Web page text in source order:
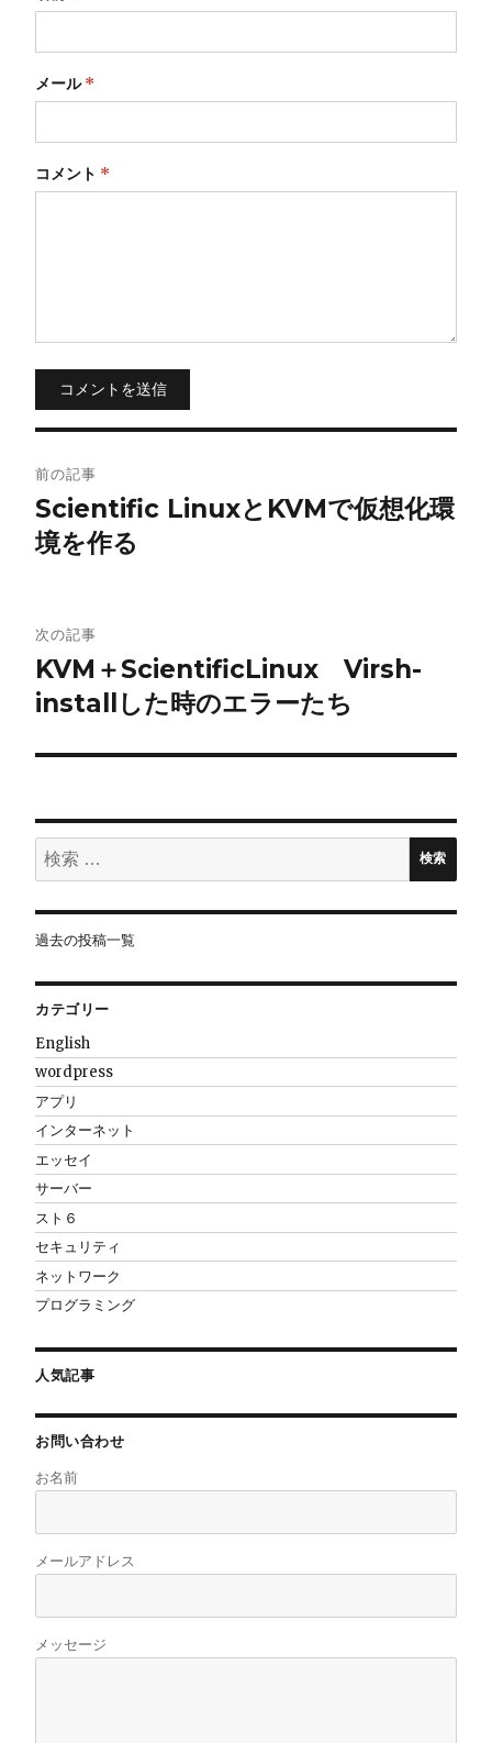
メール*
コメント *
コメントを送信
稿
ナ
ゲ
ー
ン
前の記事
Scientific LinuxとKVMで仮想化環
境を作る
次の記事
KVM＋ScientificLinux Virsh-
installした時のエラーたち
検
索:
検索
過去の投稿一覧
カテゴリー
English
wordpress
アプリ
インターネット
エッセイ
サーバー
スト６
セキュリティ
ネットワーク
プログラミング
人気記事
お問い合わせ
お名前
メールアドレス
メッセージ